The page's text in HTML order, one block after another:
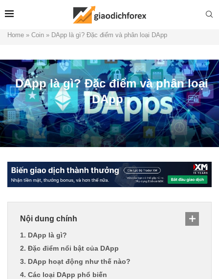
Home » Coin » DApp là gì? Đặc điểm và phân loại DApp
DApp là gì? Đặc điểm và phân loại
DApp
Nội dung chính
1. DApp là gì?
2. Đặc điểm nổi bật của DApp
3. DApp hoạt động như thế nào?
4. Các loại DApp phổ biến